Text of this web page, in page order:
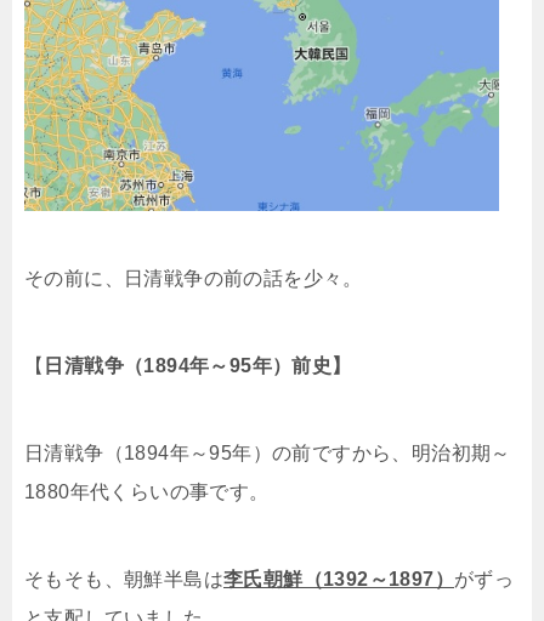
その前に、日清戦争の前の話を少々。
【 日清戦争（1894年～95年）前史】
日清戦争（1894年～95年）の前ですから、明治初期～
1880年代くらいの事です。
そもそも、朝鮮半島は李氏朝鮮（1392～1897） がずっ